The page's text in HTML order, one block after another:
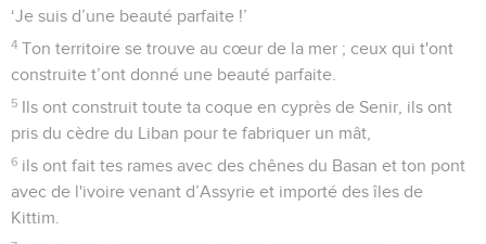
‘Je suis d’une beauté parfaite !’
4 Ton territoire se trouve au cœur de la mer ; ceux qui t'ont
construite t’ont donné une beauté parfaite.
5 Ils ont construit toute ta coque en cyprès de Senir, ils ont
pris du cèdre du Liban pour te fabriquer un mât,
6 ils ont fait tes rames avec des chênes du Basan et ton pont
avec de l'ivoire venant d’Assyrie et importé des îles de
Kittim.